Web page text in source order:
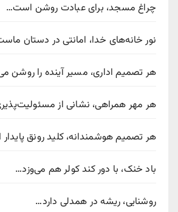
چراغ مسجد، برای عبادت روشن است…
نور خانه‌های خدا، امانتی در دستان
هر تصمیم اداری، مسیر آینده را روشن
هر مهر همراهی، نشانی از
هر تصمیم هوشمندانه، کلید رونق
باد خنک، با دور کند کولر هم می‌وزد…
روشنایی، ریشه در همدلی دارد…